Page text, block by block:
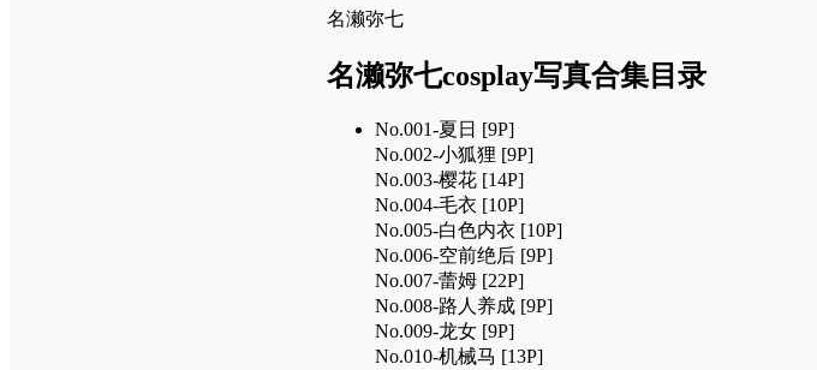
名濑弥七
名濑弥七cosplay写真合集目录
No.001-夏日 [9P]
No.002-小狐狸 [9P]
No.003-樱花 [14P]
No.004-毛衣 [10P]
No.005-白色内衣 [10P]
No.006-空前绝后 [9P]
No.007-蕾姆 [22P]
No.008-路人养成 [9P]
No.009-龙女 [9P]
No.010-机械马 [13P]